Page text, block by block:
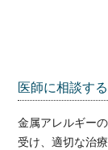
医師に相談する
金属アレルギー
受け、適切な治